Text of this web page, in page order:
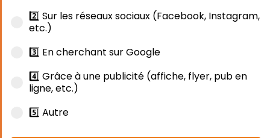
2️⃣ Sur les réseaux sociaux (Facebook, Instagram,
etc.)
3️⃣ En cherchant sur Google
4️⃣ Grâce à une publicité (affiche, flyer, pub en
ligne, etc.)
5️⃣ Autre